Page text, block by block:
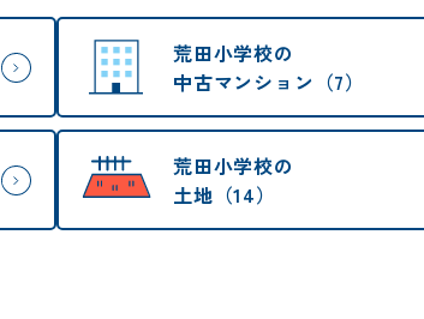
荒田小学校の
中古マンション（7）
荒田小学校の
土地（14）